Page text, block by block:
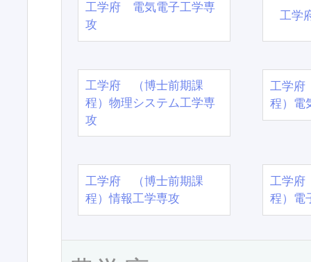
工学府 電気電子工学専
攻
工学
工学府 （博士前期課
程）物理システム工学専
攻
工学
程）電
工学府 （博士前期課
程）情報工学専攻
工学
程）電